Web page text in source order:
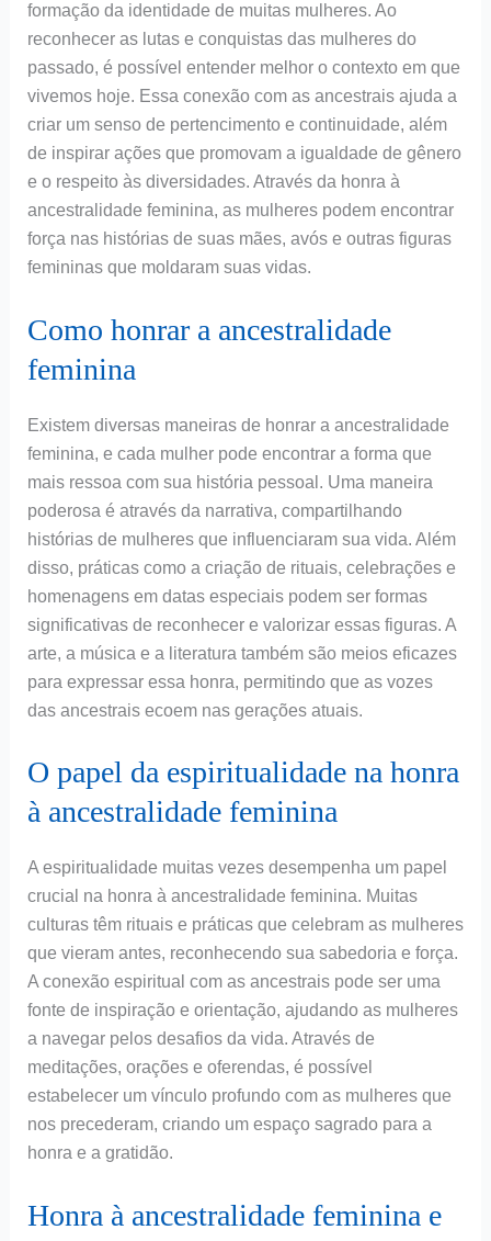
formação da identidade de muitas mulheres. Ao
reconhecer as lutas e conquistas das mulheres do
passado, é possível entender melhor o contexto em que
vivemos hoje. Essa conexão com as ancestrais ajuda a
criar um senso de pertencimento e continuidade, além
de inspirar ações que promovam a igualdade de gênero
e o respeito às diversidades. Através da honra à
ancestralidade feminina, as mulheres podem encontrar
força nas histórias de suas mães, avós e outras figuras
femininas que moldaram suas vidas.
Como honrar a ancestralidade
feminina
Existem diversas maneiras de honrar a ancestralidade
feminina, e cada mulher pode encontrar a forma que
mais ressoa com sua história pessoal. Uma maneira
poderosa é através da narrativa, compartilhando
histórias de mulheres que influenciaram sua vida. Além
disso, práticas como a criação de rituais, celebrações e
homenagens em datas especiais podem ser formas
significativas de reconhecer e valorizar essas figuras. A
arte, a música e a literatura também são meios eficazes
para expressar essa honra, permitindo que as vozes
das ancestrais ecoem nas gerações atuais.
O papel da espiritualidade na honra
à ancestralidade feminina
A espiritualidade muitas vezes desempenha um papel
crucial na honra à ancestralidade feminina. Muitas
culturas têm rituais e práticas que celebram as mulheres
que vieram antes, reconhecendo sua sabedoria e força.
A conexão espiritual com as ancestrais pode ser uma
fonte de inspiração e orientação, ajudando as mulheres
a navegar pelos desafios da vida. Através de
meditações, orações e oferendas, é possível
estabelecer um vínculo profundo com as mulheres que
nos precederam, criando um espaço sagrado para a
honra e a gratidão.
Honra à ancestralidade feminina e